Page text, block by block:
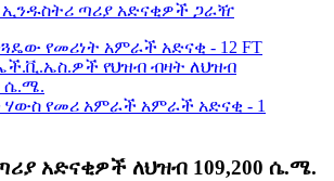
ኢንዱስትሪ ጣሪያ አድናቂዎች ጋራዥ
ሃውስ የመሪ አምራች አምራች አድናቂ - 1
አድናቂዎች ለህዝብ 109,200 ሴ.ሜ.